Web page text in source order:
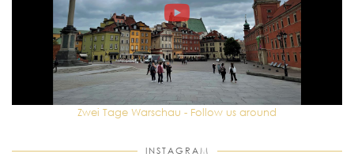
Zwei Tage Warschau - Follow us around
INSTAGRAM